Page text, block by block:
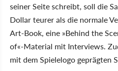
seiner Seite schreibt, soll die
Dollar teurer als die normale
Art-Book, eine »Behind the
of«-Material mit Interviews.
mit dem Spielelogo geprägten